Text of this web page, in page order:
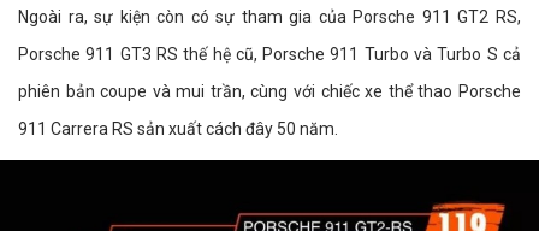
Ngoài ra, sự kiện còn có sự tham gia của Porsche 911 GT2 RS,
Porsche 911 GT3 RS thế hệ cũ, Porsche 911 Turbo và Turbo S cả
phiên bản coupe và mui trần, cùng với chiếc xe thể thao Porsche
911 Carrera RS sản xuất cách đây 50 năm.